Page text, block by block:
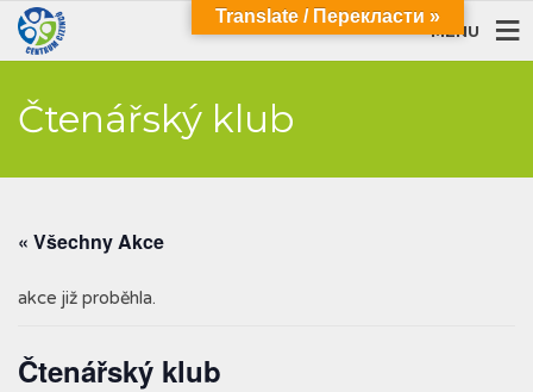
MENU
Čtenářský klub
« Všechny Akce
akce již proběhla.
Čtenářský klub
Translate / Перекласти »